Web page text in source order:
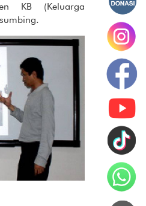
KB (Keluarga